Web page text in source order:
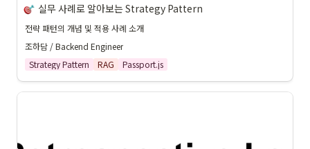
실무 사례로 알아보는 Strategy Pattern
전략 패턴의 개념 및 적용 사례 소개
조하담 / Backend Engineer
Strategy Pattern
RAG Passport.js